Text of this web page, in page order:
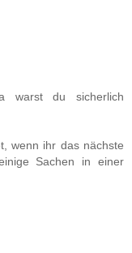
warst du sicherlich
wenn ihr das nächste
Sachen in einer